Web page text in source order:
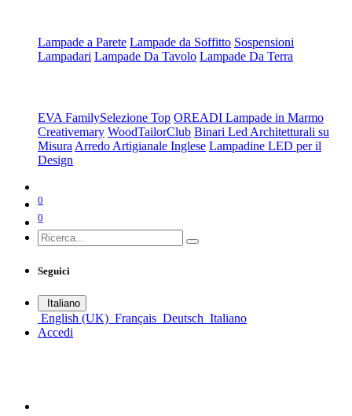
Lampade a Parete Lampade da Soffitto Sospensioni
Lampadari Lampade Da Tavolo Lampade Da Terra
EVA FamilySelezione Top OREADI Lampade in Marmo
Creativemary WoodTailorClub Binari Led Architetturali su
Misura Arredo Artigianale Inglese Lampadine LED per il
Design
0
0
Seguici
Italiano
English (UK) Français Deutsch Italiano
Accedi